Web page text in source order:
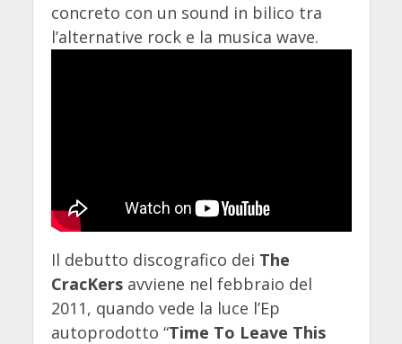
concreto con un sound in bilico tra
l’alternative rock e la musica wave.
Il debutto discografico dei The
CracKersavviene nel febbraio del
2011, quando vede la luce l’Ep
autoprodotto “Time To Leave This